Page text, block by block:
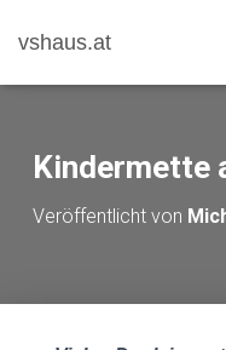
vshaus.at
Kindermette
Veröffentlicht von